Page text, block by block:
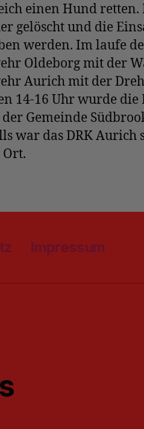
einen Hund retten.
gelöscht und die
werden. Im laufe
Oldeborg mit der
Aurich mit der
14-16 Uhr wurde die
Gemeinde
war das DRK Aurich
Impressum